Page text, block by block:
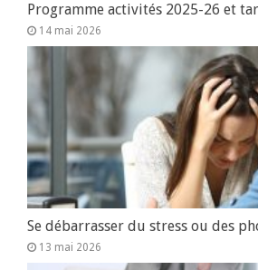
Programme activités 2025-26 et
14 mai 2026
Se débarrasser du stress ou des
13 mai 2026